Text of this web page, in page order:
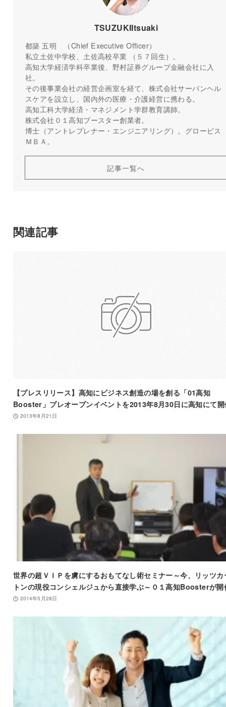
TSUZUKIItsuaki
都築 五明 （Chief Executive Officer）
私立土佐中学校、土佐高校卒業 （５７回生）。
高知大学経済学科卒業後、野村証券グループ金融会社に入
社。
その後事業会社の経営企画室を経て、株式会社サーバンヘル
スケアを設立し、国内外の医療・介護経営に携わる。
高知工科大学経済・マネジメント学群教育講師。
株式会社０１高知ブースター創業者。
博士（アントレプレナー・エンジニアリング）。グロービス
ＭＢＡ。
記事一覧へ
関連記事
【プレスリリース】高知にビジネス創造の場を創る「01高知
Booster」プレオープンイベントを2013年8月30日に高知にて開
2013年8月21日
世界の超ＶＩＰを虜にするおもてなし術セミナー～今、リッツカ
トンの現役コンシェルジュから直接学ぶ～０１高知Boosterが開
2014年5月28日